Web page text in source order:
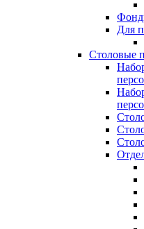
Для
Столовые